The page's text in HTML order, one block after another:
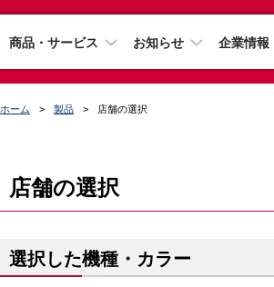
商品・サービス お知らせ 企業情報
ホーム 製品 店舗の選択
店舗の選択
選択した機種・カラー